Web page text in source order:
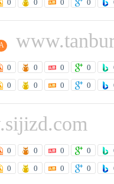
0 0 0 0
A
0 0 0 0
0 0 0 0
0 0 0 0
0 0 0 0